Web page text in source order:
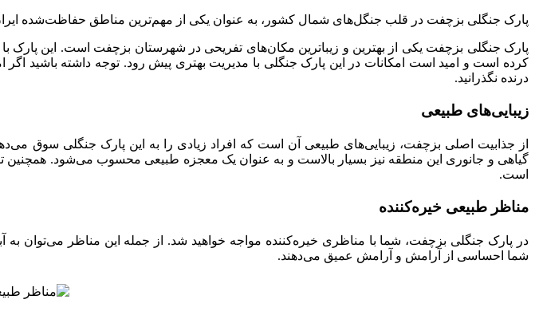
پارک جنگلی بزچفت در قلب جنگل‌های شمال کشور، به عنوان یکی از مهم‌ترین مناطق حفاظت‌شده ایران شناخته می‌شود. این مکان با
پارک جنگلی بزچفت یکی از بهترین و زیباترین مکان‌های تفریحی در شهرستان بزچفت است. این پارک
کرده است و امید است امکانات در این پارک جنگلی با مدیریت بهتری پیش رود. توجه داشته باشید اگر
درنده نگذرانید.
زیبایی‌های طبیعی
از جذابیت‌ اصلی بزچفت، زیبایی‌های طبیعی آن است که افراد زیادی را به این پارک جنگلی سوق
گیاهی و جانوری این منطقه نیز بسیار بالاست و به عنوان یک معجزه طبیعی محسوب می‌شود. همچنین
است.
مناظر طبیعی خیره‌کننده
در پارک جنگلی بزچفت، شما با مناظری خیره‌کننده مواجه خواهید شد. از جمله این مناظر می‌توان
شما احساسی از آرامش و آرامش عمیق می‌دهند.